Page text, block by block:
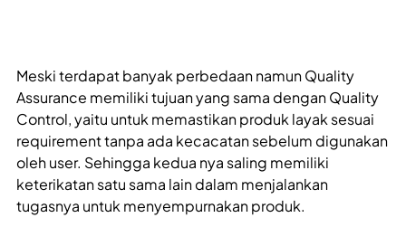
Meski terdapat banyak perbedaan namun Quality
Assurance memiliki tujuan yang sama dengan Quality
Control, yaitu untuk memastikan produk layak sesuai
requirement tanpa ada kecacatan sebelum digunakan
oleh user. Sehingga kedua nya saling memiliki
keterikatan satu sama lain dalam menjalankan
tugasnya untuk menyempurnakan produk.